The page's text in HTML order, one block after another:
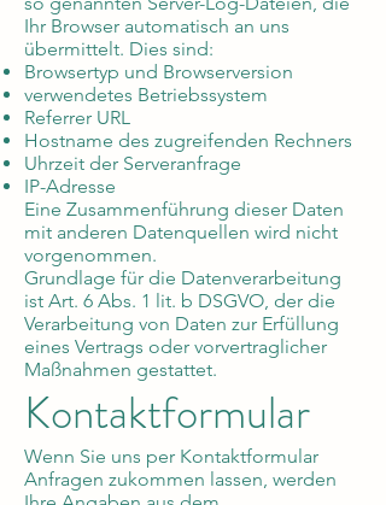
Ihr Browser automatisch an uns
übermittelt. Dies sind:
Browsertyp und Browserversion
verwendetes Betriebssystem
Referrer URL
Hostname des zugreifenden Rechners
Uhrzeit der Serveranfrage
IP-Adresse
Eine Zusammenführung dieser Daten
mit anderen Datenquellen wird nicht
vorgenommen.
Grundlage für die Datenverarbeitung
ist Art. 6 Abs. 1 lit. b DSGVO, der die
Verarbeitung von Daten zur Erfüllung
eines Vertrags oder vorvertraglicher
Maßnahmen gestattet.
Kontaktformular
Wenn Sie uns per Kontaktformular
Anfragen zukommen lassen, werden